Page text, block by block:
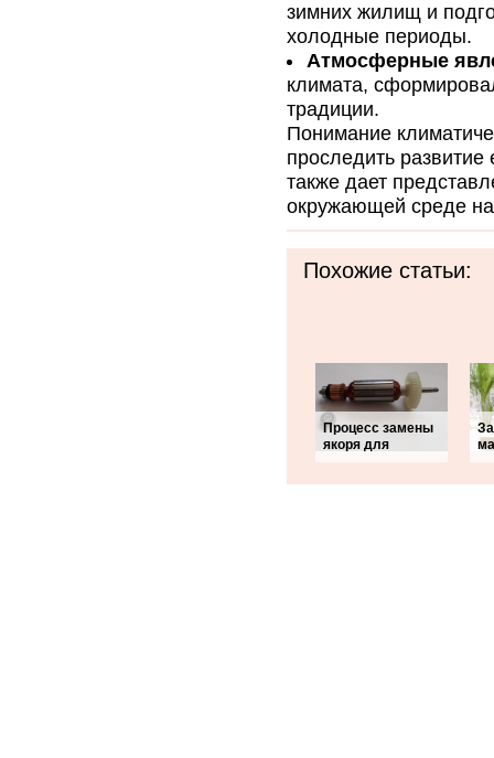
зимних жилищ и
холодные периоды.
Атмосферные
климата,
традиции.
Понимание
проследить развитие
также дает
окружающей среде
Похожие статьи:
Процесс замены
якоря для